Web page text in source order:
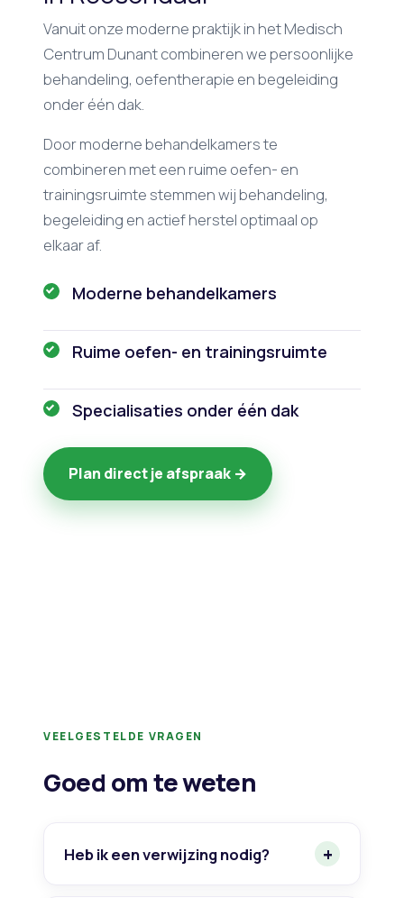
Vanuit onze moderne praktijk in het Medisch
Centrum Dunant combineren we persoonlijke
behandeling, oefentherapie en begeleiding
onder één dak.
Door moderne behandelkamers te
combineren met een ruime oefen- en
trainingsruimte stemmen wij behandeling,
begeleiding en actief herstel optimaal op
elkaar af.
Moderne behandelkamers
Ruime oefen- en trainingsruimte
Specialisaties onder één dak
Plan direct je afspraak →
VEELGESTELDE VRAGEN
Goed om te weten
Heb ik een verwijzing nodig?